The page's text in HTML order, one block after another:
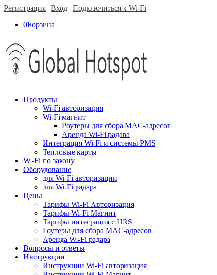
Регистрация | Вход | Подключиться к Wi-Fi
0Корзина
Продукты
Wi-Fi авторизация
Wi-Fi магнит
Роутеры для сбора MAC-адресов
Аренда Wi-Fi радара
Интеграция Wi-Fi и системы PMS
Тепловые карты
Wi-Fi по закону
Оборудование
для Wi-Fi авторизации
для Wi-Fi радара
Цены
Тарифы Wi-Fi Авторизация
Тарифы Wi-Fi Магнит
Тарифы интеграция с HRS
Роутеры для сбора MAC-адресов
Аренда Wi-Fi радара
Вопросы и ответы
Инструкции
Инструкции Wi-Fi авторизация